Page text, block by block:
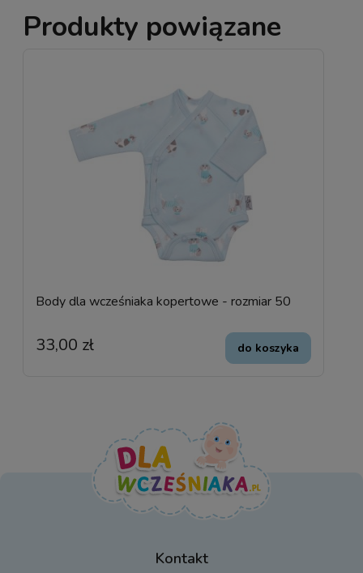
Produkty powiązane
Body dla wcześniaka kopertowe - rozmiar 50
33,00 zł do koszyka
Kontakt